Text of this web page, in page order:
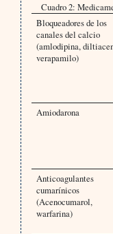
Cuadro 2:
Bloqueadores de los
canales del calcio
(amlodipina,
verapamilo)
Amiodarona
Anticoagulantes
cumarínicos
(Acenocumarol,
warfarina)